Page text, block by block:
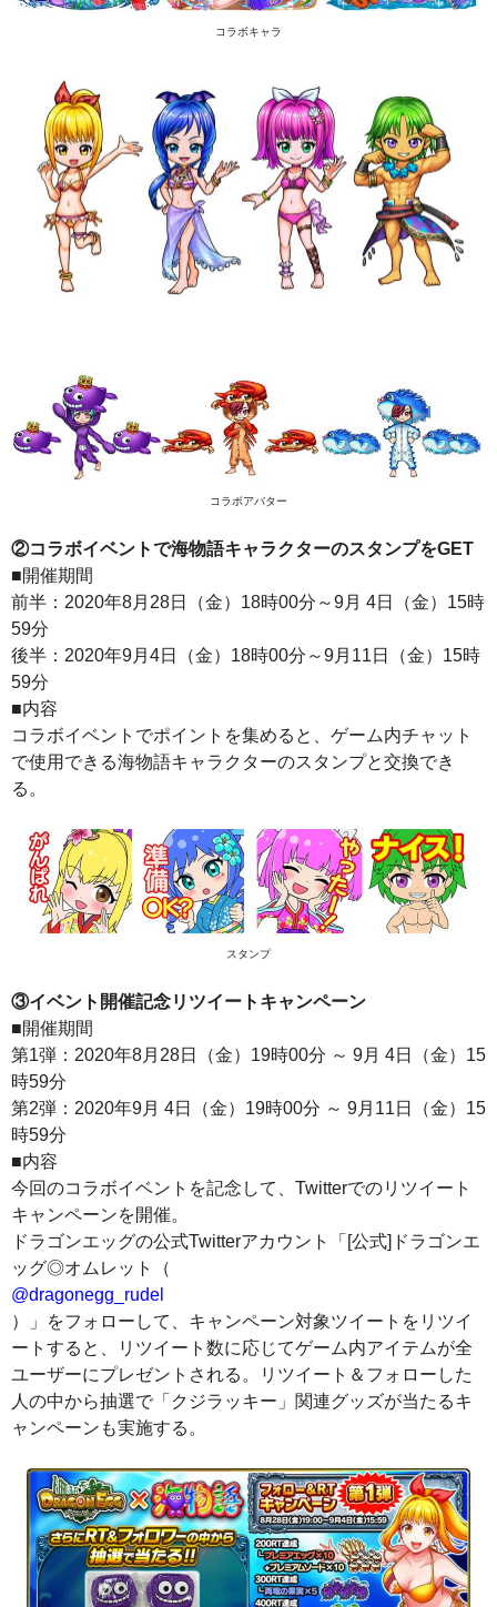
コラボキャラ
コラボアバター
②コラボイベントで海物語キャラクターのスタンプをGET
■開催期間
前半：2020年8月28日（金）18時00分～9月 4日（金）15時
59分
後半：2020年9月4日（金）18時00分～9月11日（金）15時
59分
■内容
コラボイベントでポイントを集めると、ゲーム内チャット
で使用できる海物語キャラクターのスタンプと交換でき
る。
スタンプ
③イベント開催記念リツイートキャンペーン
■開催期間
第1弾：2020年8月28日（金）19時00分 ～ 9月 4日（金）15
時59分
第2弾：2020年9月 4日（金）19時00分 ～ 9月11日（金）15
時59分
■内容
今回のコラボイベントを記念して、Twitterでのリツイート
キャンペーンを開催。
ドラゴンエッグの公式Twitterアカウント「[公式]ドラゴンエ
ッグ◎オムレット（
@dragonegg_rudel
）」をフォローして、キャンペーン対象ツイートをリツイ
ートすると、リツイート数に応じてゲーム内アイテムが全
ユーザーにプレゼントされる。リツイート＆フォローした
人の中から抽選で「クジラッキー」関連グッズが当たるキ
ャンペーンも実施する。